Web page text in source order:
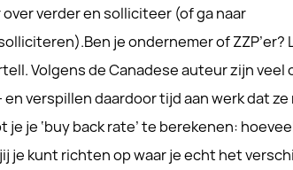
over verder en solliciteer (of ga naar
je ondernemer of ZZP’er?
Volgens de Canadese auteur zijn
en verspillen daardoor tijd aan werk dat
je je ‘buy back rate’ te berekenen:
je kunt richten op waar je echt het